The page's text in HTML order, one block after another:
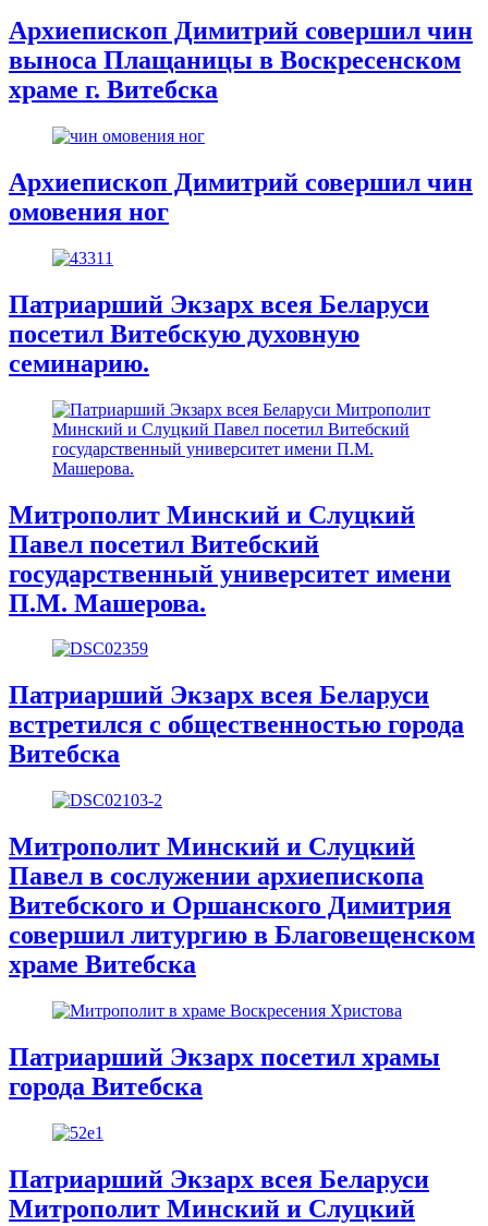
Архиепископ Димитрий совершил чин
выноса Плащаницы в Воскресенском
храме г. Витебска
Архиепископ Димитрий совершил чин
омовения ног
Патриарший Экзарх всея Беларуси
посетил Витебскую духовную
семинарию.
Митрополит Минский и Слуцкий
Павел посетил Витебский
государственный университет имени
П.М. Машерова.
Патриарший Экзарх всея Беларуси
встретился с общественностью города
Витебска
Митрополит Минский и Слуцкий
Павел в сослужении архиепископа
Витебского и Оршанского Димитрия
совершил литургию в Благовещенском
храме Витебска
Патриарший Экзарх посетил храмы
города Витебска
Патриарший Экзарх всея Беларуси
Митрополит Минский и Слуцкий